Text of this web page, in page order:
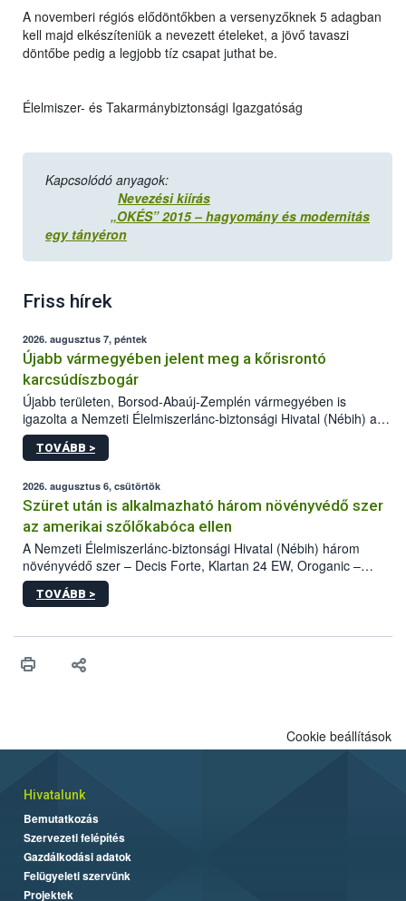
A novemberi régiós elődöntőkben a versenyzőknek 5 adagban
kell majd elkészíteniük a nevezett ételeket, a jövő tavaszi
döntőbe pedig a legjobb tíz csapat juthat be.
Élelmiszer- és Takarmánybiztonsági Igazgatóság
Kapcsolódó anyagok:
Nevezési kiírás
„OKÉS” 2015 – hagyomány és modernitás
egy tányéron
Friss hírek
2026. augusztus 7, péntek
Újabb vármegyében jelent meg a kőrisrontó
karcsúdíszbogár
Újabb területen, Borsod-Abaúj-Zemplén vármegyében is
igazolta a Nemzeti Élelmiszerlánc-biztonsági Hivatal (Nébih) a
kőrisrontó karcsúdíszbogár (Agrilus planipennis) jelenlétét. A
kártevőt nem csak színcsapdában találták meg, de már fertőzött
az intenzív felderítést, emellett az intézkedéseket a szlovák
hatósággal is összehangolják a terjedés megállítása érdekében.
TOVÁBB >
2026. augusztus 6, csütörtök
Szüret után is alkalmazható három növényvédő szer
az amerikai szőlőkabóca ellen
A Nemzeti Élelmiszerlánc-biztonsági Hivatal (Nébih) három
növényvédő szer – Decis Forte, Klartan 24 EW, Oroganic –
engedélyokiratát módosította, így azok a szüretet követően,
egészen a vesszőérettség (BBCH 91) stádiumáig
érésű szőlőkben is legyen lehetőség a károsító elleni további
felhasználók számára is elérhető és ökológiai termesztésben is
TOVÁBB >
Cookie beállítások
Hivatalunk
Bemutatkozás
Szervezeti felépítés
Gazdálkodási adatok
Felügyeleti szervünk
Projektek